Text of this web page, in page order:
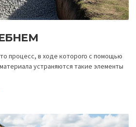
процесс, в ходе которого с помощью
устраняются такие элементы